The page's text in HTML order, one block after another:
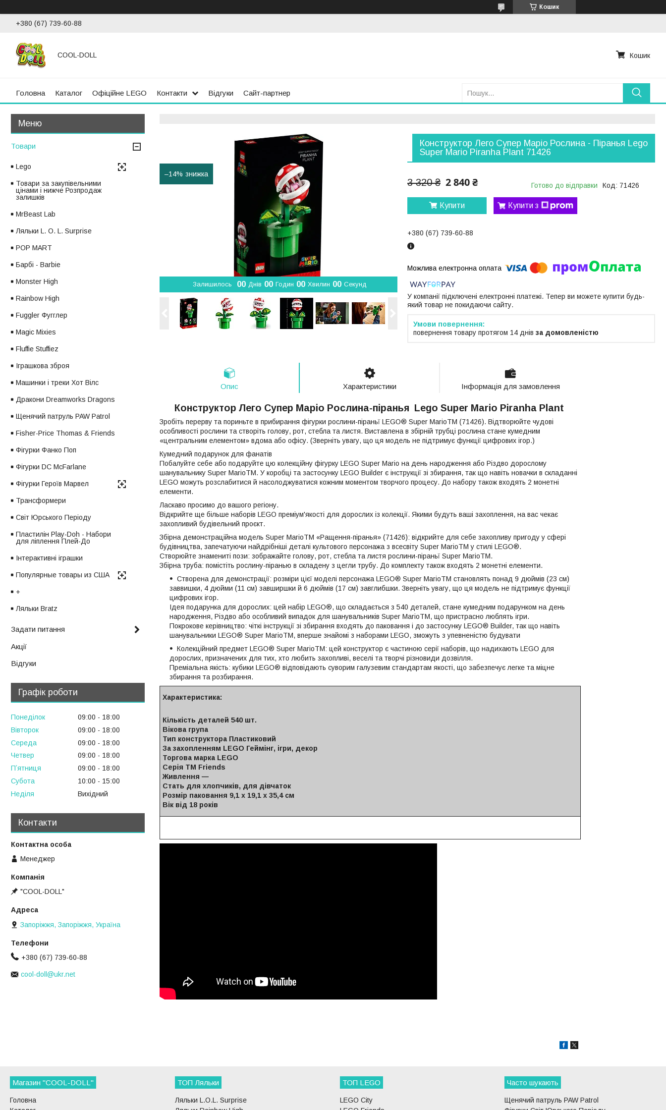
Кошик
+380 (67) 739-60-88
COOL-DOLL Кошик
Головна Каталог Офіційне LEGO Контакти Відгуки Сайт-партнер
–14%
Залишилось 00 Днів 00 Годин 00 Хвилин 00 Секунд
Конструктор Лего Супер Маріо Рослина - Піранья Lego
Super Mario Piranha Plant 71426
3 320 ₴ 2 840 ₴ Готово до відправки Код: 71426
Купити Купити з
+380 (67) 739-60-88
У компанії підключені електронні платежі. Тепер ви можете купити будь-
який товар не покидаючи сайту.
повернення товару протягом 14 днів за домовленістю
Опис Характеристики Інформація для замовлення
Конструктор Лего Супер Маріо Рослина-піранья Lego Super Mario Piranha Plant
Зробіть перерву та пориньте в прибирання фігурки рослини-піраньї LEGO® Super MarioTM (71426). Відтворюйте чудові
особливості рослини та створіть голову, рот, стебла та листя. Виставлена в збірній трубці рослина стане кумедним
«центральним елементом» вдома або офісу. (Зверніть увагу, що ця модель не підтримує функції цифрових ігор.)
Кумедний подарунок для фанатів
Побалуйте себе або подаруйте цю колекційну фігурку LEGO Super Mario на день народження або Різдво дорослому
шанувальнику Super MarioTM. У коробці та застосунку LEGO Builder є інструкції зі збирання, так що навіть новачки в складанні
LEGO можуть розслабитися й насолоджуватися кожним моментом творчого процесу. До набору також входять 2 монетні
елементи.
Ласкаво просимо до вашого регіону.
Відкрийте ще більше наборів LEGO преміум'якості для дорослих із колекції. Якими будуть ваші захоплення, на вас чекає
захопливий будівельний проєкт.
Збірна демонстраційна модель Super MarioTM «Ращення-піранья» (71426): відкрийте для себе захопливу пригоду у сфері
будівництва, запечатуючи найдрібніші деталі культового персонажа з всесвіту Super MarioTM у стилі LEGO®.
Створюйте знамениті пози: зображайте голову, рот, стебла та листя рослини-піраньї Super MarioTM.
Збірна труба: помістіть рослину-піранью в складену з цегли трубу. До комплекту також входять 2 монетні елементи.
Створена для демонстрації: розміри цієї моделі персонажа LEGO® Super MarioTM становлять понад 9 дюймів (23 см)
заввишки, 4 дюйми (11 см) завширшки й 6 дюймів (17 см) завглибшки. Зверніть увагу, що ця модель не підтримує функції
цифрових ігор.
Ідея подарунка для дорослих: цей набір LEGO®, що складається з 540 деталей, стане кумедним подарунком на день
народження, Різдво або особливий випадок для шанувальників Super MarioTM, що пристрасно люблять ігри.
Покрокове керівництво: чіткі інструкції зі збирання входять до паковання і до застосунку LEGO® Builder, так що навіть
шанувальники LEGO® Super MarioTM, вперше знайомі з наборами LEGO, зможуть з упевненістю будувати
Колекційний предмет LEGO® Super MarioTM: цей конструктор є частиною серії наборів, що надихають LEGO для
дорослих, призначених для тих, хто любить захопливі, веселі та творчі різновиди дозвілля.
Преміальна якість: кубики LEGO® відповідають суворим галузевим стандартам якості, що забезпечує легке та міцне
збирання та розбирання.
Характеристика:
Кількість деталей 540 шт.
Вікова група
Тип конструктора Пластиковий
За захопленням LEGO Геймінг, ігри, декор
Торгова марка LEGO
Серія ТМ Friends
Живлення —
Стать для хлопчиків, для дівчаток
Розмір паковання 9,1 х 19,1 х 35,4 см
Вік від 18 років
Товари
Lego
Товари за закупівельними
цінами і нижче Розпродаж
залишків
MrBeast Lab
Ляльки L. O. L. Surprise
POP MART
Барбі - Barbie
Monster High
Rainbow High
Fuggler Фугглер
Magic Mixies
Fluffie Stuffiez
Іграшкова зброя
Машинки і треки Хот Вілс
Дракони Dreamworks Dragons
Щенячий патруль PAW Patrol
Fisher-Price Thomas & Friends
Фігурки Фанко Поп
Фігурки DC McFarlane
Фігурки Героїв Марвел
Трансформери
Світ Юрського Періоду
Пластилін Play-Doh - Набори
для ліплення Плей-До
Інтерактивні іграшки
Популярные товары из США
+
Ляльки Bratz
Задати питання
Акції
Відгуки
Графік роботи
Понеділок 09:00
18:00
Вівторок
09:00
18:00
Середа
09:00
18:00
Четвер
09:00
18:00
Пʼятниця
09:00
18:00
Субота
10:00
15:00
Неділя
Вихідний
Контакти
Менеджер
"COOL-DOLL"
Запоріжжя, Запоріжжя, Україна
+380 (67) 739-60-88
cool-doll@ukr.net
Магазин "COOL-DOLL"
Головна
ТОП Ляльки
Ляльки L.O.L. Surprise
ТОП LEGO
LEGO City
Часто шукають
Щенячий патруль PAW Patrol